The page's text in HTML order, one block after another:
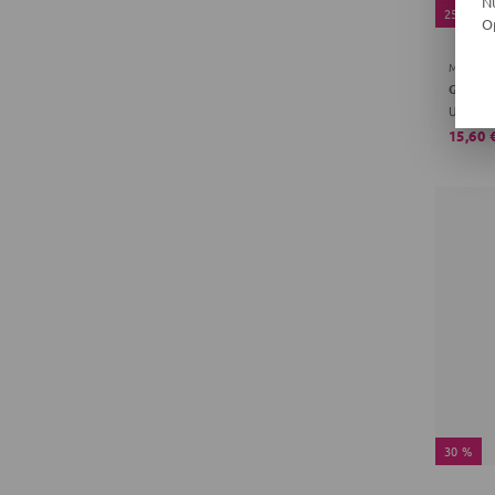
25 %
MÜSLI
15,60
30 %